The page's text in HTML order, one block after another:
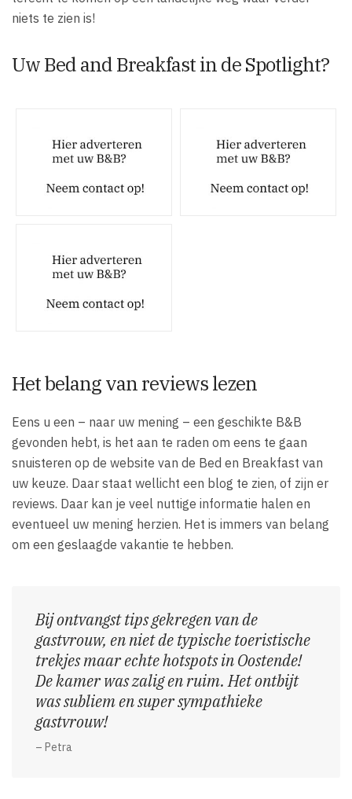
niets te zien is!
Uw Bed and Breakfast in de Spotlight?
Het belang van reviews lezen
Eens u een – naar uw mening – een geschikte B&B
gevonden hebt, is het aan te raden om eens te gaan
snuisteren op de website van de Bed en Breakfast van
uw keuze. Daar staat wellicht een blog te zien, of zijn er
reviews. Daar kan je veel nuttige informatie halen en
eventueel uw mening herzien. Het is immers van belang
om een geslaagde vakantie te hebben.
Bij ontvangst tips gekregen van de
gastvrouw, en niet de typische toeristische
trekjes maar echte hotspots in Oostende!
De kamer was zalig en ruim. Het ontbijt
was subliem en super sympathieke
gastvrouw!
– Petra